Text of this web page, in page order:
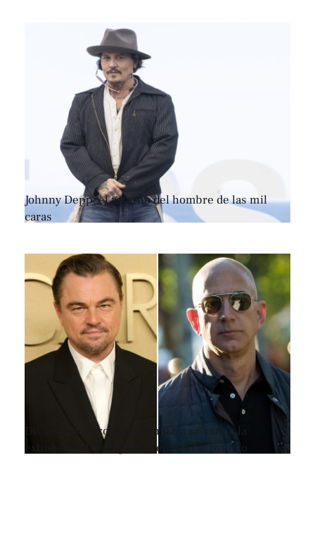
Johnny Depp, el retorno del hombre de las mil
caras
DiCaprio y Bezos se unen para salvar de la
extinción a 100 especies en todo el mundo